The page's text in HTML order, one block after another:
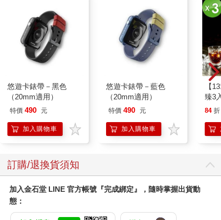
悠遊卡錶帶－黑色
（20mm適用）
特價 490 元
加入購物車
悠遊卡錶帶－藍色
（20mm適用）
特價 490 元
加入購物車
【
臻3
84 折
訂購/退換貨須知
加入金石堂 LINE 官方帳號『完成綁定』，隨時掌握出貨動
態：